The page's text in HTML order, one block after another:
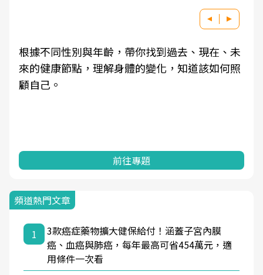
根據不同性別與年齡，帶你找到過去、現在、未
來的健康節點，理解身體的變化，知道該如何照
顧自己。
前往專題
頻道熱門文章
1
3款癌症藥物擴大健保給付！涵蓋子宮內膜
癌、血癌與肺癌，每年最高可省454萬元，適
用條件一次看